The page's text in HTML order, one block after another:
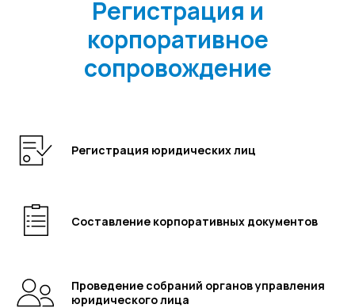
Регистрация и
корпоративное
сопровождение
Регистрация юридических лиц
Составление корпоративных документов
Проведение собраний органов управления
юридического лица